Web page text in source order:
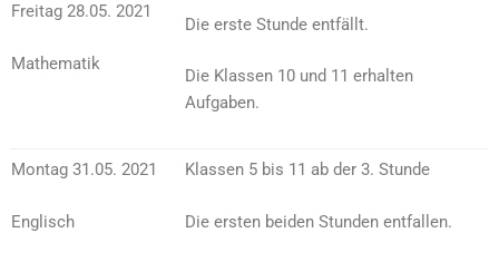
Freitag 28.05. 2021
Mathematik
Die erste Stunde entfällt.
Die Klassen 10 und 11 erhalten
Aufgaben.
Montag 31.05. 2021
Englisch
Klassen 5 bis 11 ab der 3. Stunde
Die ersten beiden Stunden entfallen.